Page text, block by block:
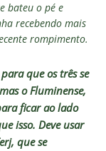
bateu o pé e
recebendo mais
rompimento.
que os três se
o Fluminense,
ficar ao lado
isso. Deve usar
que se